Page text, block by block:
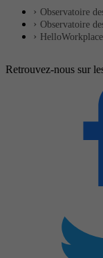
Observatoire
Observatoire
HelloWorkplace
Retrouvez-nous sur